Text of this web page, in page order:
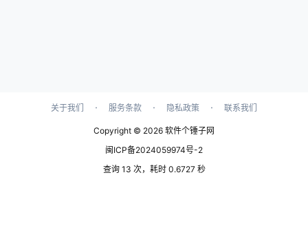
关于我们 · 服务条款 · 隐私政策 · 联系我们
Copyright © 2026 软件个锤子网
闽ICP备2024059974号-2
查询 13 次，耗时 0.6727 秒